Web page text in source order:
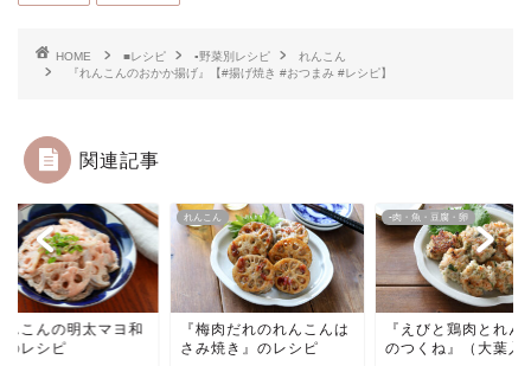
HOME ■レシピ ▪野菜別レシピ
れんこん
『れんこんのおかか揚げ』【#揚げ焼き #おつまみ #レシピ】
関連記事
んこんの明太マヨ和
のレシピ
れんこん
『梅肉だれのれんこんは
さみ焼き』のレシピ
▪肉・魚・豆腐・卵
『えびと鶏肉とれん
のつくね』（大葉入